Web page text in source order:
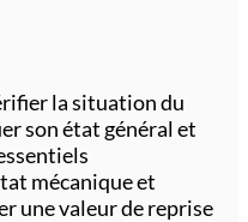
la situation du
son état général et
mécanique et
une valeur de reprise